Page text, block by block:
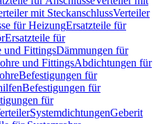
mit SteckanschlussVerteiler
für HeizungErsatzteile für
Ersatzteile für
und FittingsDämmungen für
und FittingsAbdichtungen für
Befestigungen für
Befestigungen für
für
SystemdichtungenGeberit